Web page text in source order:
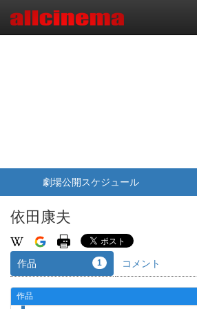
劇場公開スケジュール
依田康夫
作品 1 コメント
作品